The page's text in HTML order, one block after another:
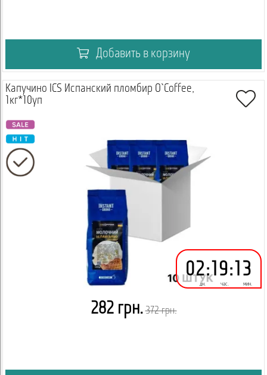
Добавить в корзину
Капучино ICS Испанский пломбир O`Coffee,
1кг*10уп
02
дн.
:19
час.
: 13
мин.
282 грн. 372 грн.